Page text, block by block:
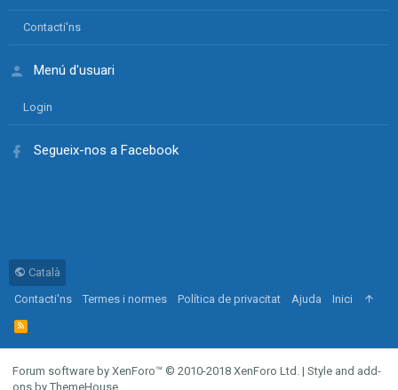
Contacti'ns
Menú d'usuari
Login
Segueix-nos a Facebook
Català
Contacti'ns
Termes i normes Política de privacitat Ajuda Inici
R
S
S
Forum software by XenForo™ © 2010-2018 XenForo Ltd. | Style and add-
ons by ThemeHouse